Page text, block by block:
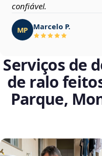
confiável.
MP Marcelo P.
Serviços de
de ralo
Parque,